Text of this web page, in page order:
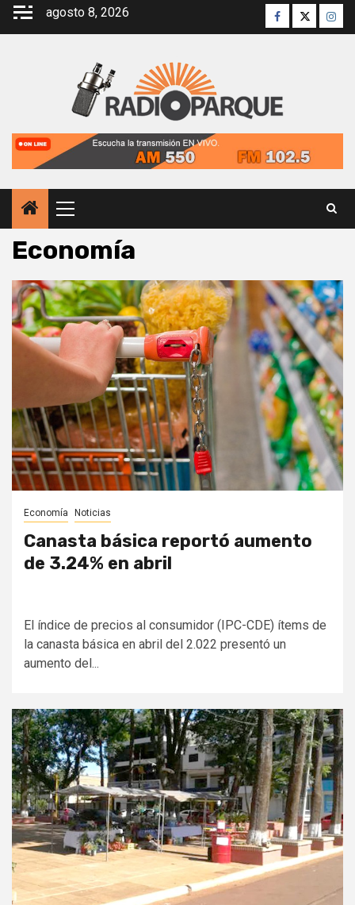
Saltar
agosto 8, 2026 Facebook
Twitter
Menú
principal
Economía
Economía Noticias
Canasta básica reportó aumento
de 3.24% en abril
El índice de precios al consumidor (IPC-CDE) ítems de
la canasta básica en abril del 2.022 presentó un
aumento del...